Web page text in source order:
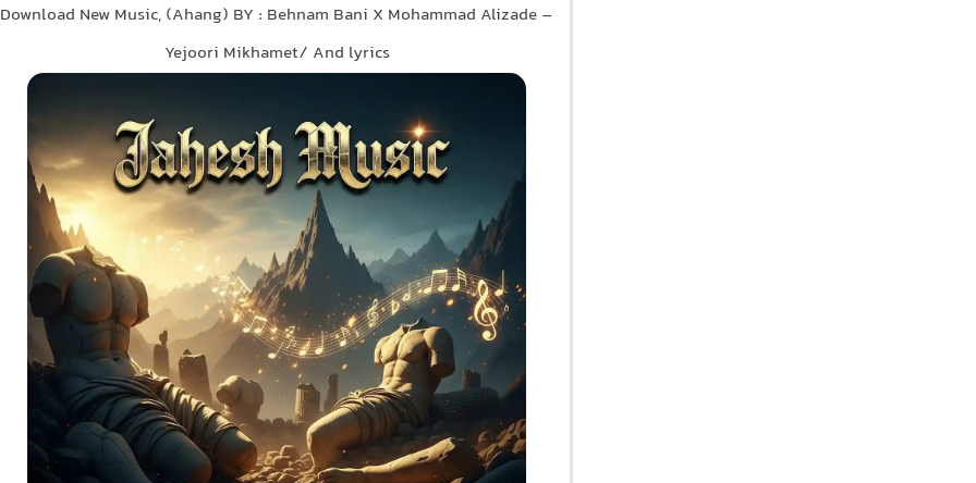
Download New Music, (Ahang) BY : Behnam Bani X Mohammad Alizade –
Yejoori Mikhamet/ And lyrics